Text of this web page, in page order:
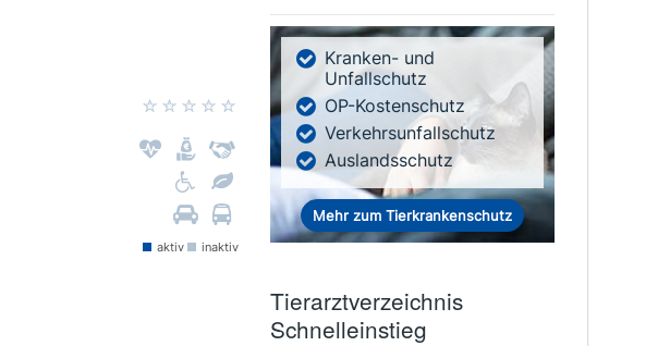
aktiv inaktiv
Kranken- und
Unfallschutz
OP-Kostenschutz
Verkehrsunfallschutz
Auslandsschutz
Mehr zum Tierkrankenschutz
Tierarztverzeichnis
Schnelleinstieg